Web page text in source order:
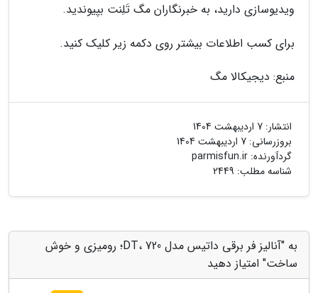
ویدیوسازی دارید، به خبرنگاران مگ تَلِنت بپیوندید.
برای کسب اطلاعات بیشتر روی دکمه زیر کلیک کنید.
منبع: دیجیکالا مگ
انتشار: 7 اردیبهشت 1404
بروزرسانی: 7 اردیبهشت 1404
گردآورنده: parmisfun.ir
شناسه مطلب: 2449
به "آنالیز فر برقی داتیس مدل DT، 720؛ رومیزی و خوش
ساخت" امتیاز دهید